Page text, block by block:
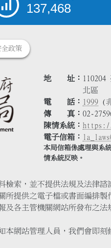
137,468
全政策
地 址
110204
北區
電 話
1999 (
傳 真
02-
陳情系統
電子信箱
本局信箱係處理與系
情系統反映。
檢索，並不提供法規及法律
所提供之電子檔或書面編排
及各主管機關網站所發布之
本網站管理人員，我們會即刻